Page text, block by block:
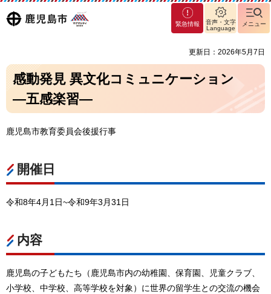
鹿児島
マグ
マシ
緊急情報
音声・文字
Language
メニュー
更新日：2026年5月7日
感動発見 異文化コミュニケーション
―五感楽習―
鹿児島市教育委員会後援行事
開催日
令和8年4月1日~令和9年3月31日
内容
鹿児島の子どもたち（鹿児島市内の幼稚園、保育園、児童クラブ、
小学校、中学校、高等学校を対象）に世界の留学生との交流の機会